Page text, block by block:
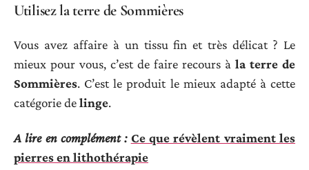
Utilisez la terre de Sommières
Vous avez affaire à un tissu fin et très délicat ? Le
mieux pour vous, c’est de faire recours à la terre de
Sommières. C’est le produit le mieux adapté à cette
catégorie delinge.
A lire en complément : Ce que révèlent vraiment les
pierres en lithothérapie